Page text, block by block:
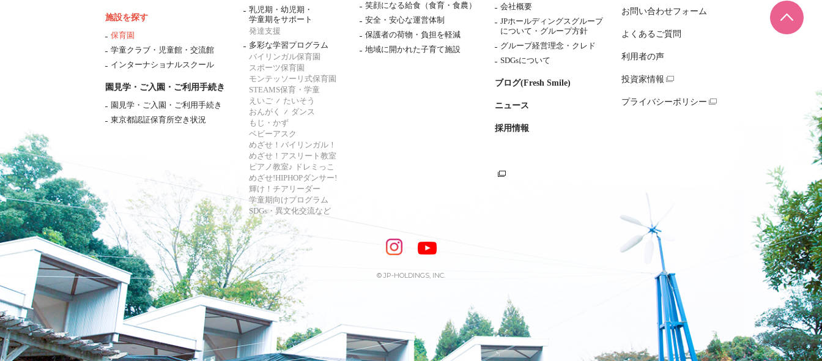
ページ
施設を探す
保育園
学童クラブ・児童館・交流館
インターナショナルスクール
園見学・ご入園・ご利用手続き
園見学・ご入園・ご利用手続き
東京都認証保育所空き状況
乳児期・幼児期・
学童期をサポート
発達支援
多彩な学習プログラム
バイリンガル保育園
スポーツ保育園
モンテッソーリ式保育園
STEAMS保育・学童
えいご
たいそう
おんがく
ダンス
もじ・かず
ベビーアスク
めざせ！バイリンガル！
めざせ！アスリート教室
ピアノ教室♪ ドレミっこ
めざせ!HIPHOPダンサー!
輝け！チアリーダー
学童期向けプログラム
SDGs・異文化交流など
笑顔になる給食（食育・食農）
安全・安心な運営体制
保護者の荷物・負担を軽減
地域に開かれた子育て施設
会社概要
JPホールディングスグループ
について・ グループ方針
グループ経営理念・クレド
SDGsについて
ブログ(Fresh Smile)
ニュース
採用情報
お問い合わせフォーム
よくあるご質問
利用者の声
投資家情報
プライバシーポリシー
© JP-HOLDINGS, INC.